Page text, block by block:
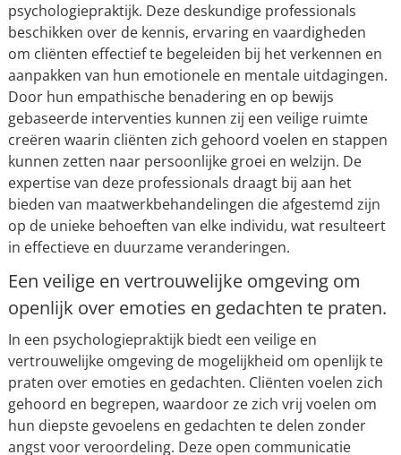
psychologiepraktijk. Deze deskundige professionals
beschikken over de kennis, ervaring en vaardigheden
om cliënten effectief te begeleiden bij het verkennen en
aanpakken van hun emotionele en mentale uitdagingen.
Door hun empathische benadering en op bewijs
gebaseerde interventies kunnen zij een veilige ruimte
creëren waarin cliënten zich gehoord voelen en stappen
kunnen zetten naar persoonlijke groei en welzijn. De
expertise van deze professionals draagt bij aan het
bieden van maatwerkbehandelingen die afgestemd zijn
op de unieke behoeften van elke individu, wat resulteert
in effectieve en duurzame veranderingen.
Een veilige en vertrouwelijke omgeving om
openlijk over emoties en gedachten te praten.
In een psychologiepraktijk biedt een veilige en
vertrouwelijke omgeving de mogelijkheid om openlijk te
praten over emoties en gedachten. Cliënten voelen zich
gehoord en begrepen, waardoor ze zich vrij voelen om
hun diepste gevoelens en gedachten te delen zonder
angst voor veroordeling. Deze open communicatie